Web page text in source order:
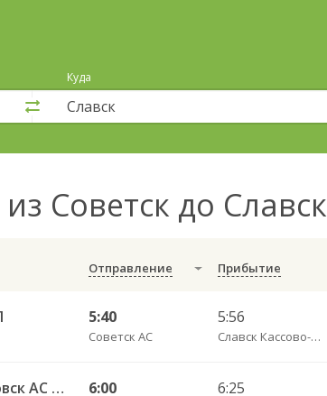
Куда
из Советск до Славск
Отправление Прибытие
5:40
Советск АС
5:56
Славск Кассово-диспетчрский пункт
503А Советск АС — Черняховск АС ч/з Славск КДП, Большаково п. 6:00 6:25